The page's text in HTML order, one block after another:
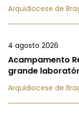
Arquidiocese de
4 agosto 2026
Acampamento
grande
Arquidiocese de